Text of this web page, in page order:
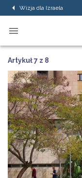
Wizja dla Izraela
Artykuł 7 z 8